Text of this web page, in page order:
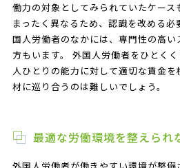
働力の対象としてみられていたケー
まったく異なるため、認識を改める
国人労働者のなかには、専門性の高
方もいます。 外国人労働者をひとく
人ひとりの能力に対して適切な賃金
材に巡り合うのは難しいでしょう。
最適な労働環境を整えられ